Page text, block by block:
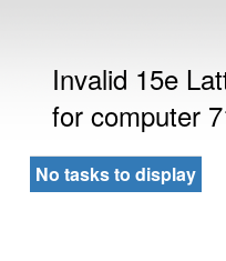
Invalid 15e
for computer
No tasks to display